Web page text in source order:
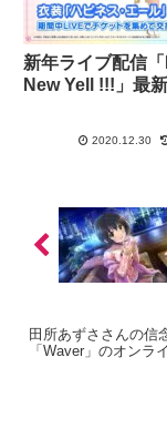
新年ライブ配信
New Yell !!!」最
2020.12.30
田所あずささんの信
「Waver」のオンラ